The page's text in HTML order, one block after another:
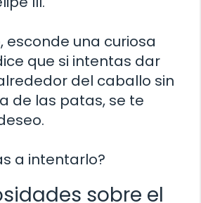
esconde una curiosa
que si intentas dar
del caballo sin
de las patas, se te
a intentarlo?
sobre el